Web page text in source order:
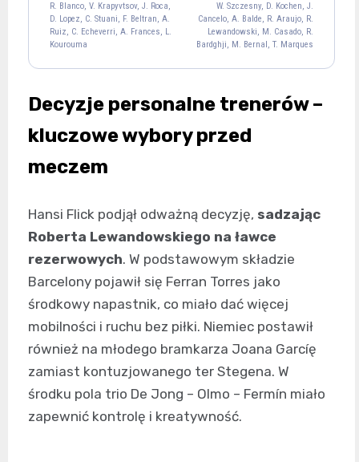
B. Gil
21
T. Lemar V. Tsygankov
15
J. Garcia
D. Olmo F. de Jong
Raphinha F. Torres Lamine Yamal
R. Blanco, V. Krapyvtsov, J. Roca,
D. Lopez, C. Stuani, F. Beltran, A.
Ruiz, C. Echeverri, A. Frances, L.
Kourouma
W. Szczesny, D. Kochen, J.
Cancelo, A. Balde, R. Araujo, R.
Lewandowski, M. Casado, R.
Bardghji, M. Bernal, T. Marques
Decyzje personalne trenerów –
kluczowe wybory przed
meczem
Hansi Flick podjął odważną decyzję, sadzając
Roberta Lewandowskiego na ławce
rezerwowych. W podstawowym składzie
Barcelony pojawił się Ferran Torres jako
środkowy napastnik, co miało dać więcej
mobilności i ruchu bez piłki. Niemiec postawił
również na młodego bramkarza Joana Garcíę
zamiast kontuzjowanego ter Stegena. W
środku pola trio De Jong – Olmo – Fermín miało
zapewnić kontrolę i kreatywność.